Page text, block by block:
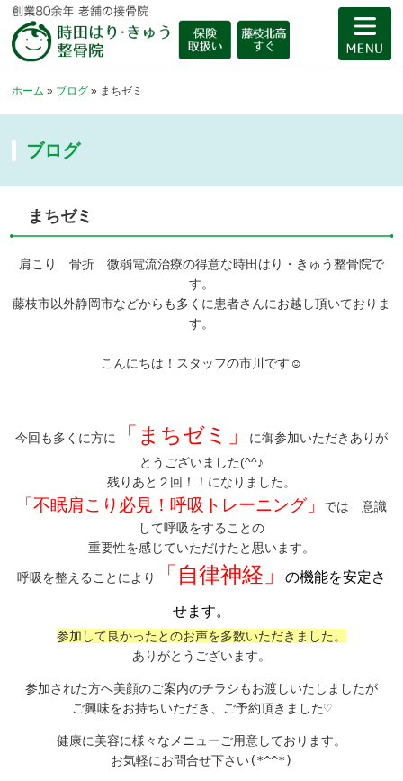
ホーム » ブログ » まちゼミ
ブログ
まちゼミ
肩こり 骨折 微弱電流治療の得意な時田はり・きゅう整骨院で
す。
藤枝市以外静岡市などからも多くに患者さんにお越し頂いておりま
す。
こんにちは！スタッフの市川です☺
今回も多くに方に 「まちゼミ」
に御参加いただきありが
とうございました(^^♪
残りあと２回！！になりました。
「不眠肩こり必見！呼吸トレーニング」
では 意識
して呼吸をすることの
重要性を感じていただけたと思います。
呼吸を整えることにより 「自律神経」 の機能を安定さ
せます。
参加して良かったとのお声を多数いただきました。
ありがとうございます。
参加された方へ美顔のご案内のチラシもお渡しいたしましたが
ご興味をお持ちいただき、ご予約頂きました♡
健康に美容に様々なメニューご用意しております。
お気軽にお問合せ下さい(*^^*)